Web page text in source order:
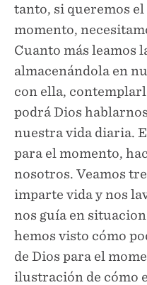
tanto, si queremos
momento,
Cuanto más leamos
almacenándola en
con ella,
podrá Dios
nuestra vida diaria.
para el momento,
nosotros. Veamos
imparte vida y nos
nos guía en
hemos visto cómo
de Dios para el
ilustración de cómo